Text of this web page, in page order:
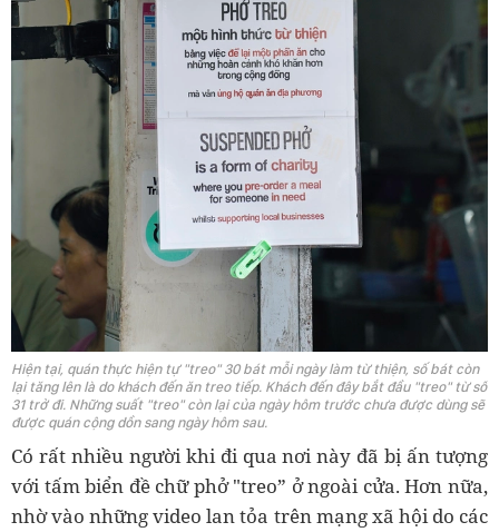
Hiện tại, quán thực hiện tự "treo" 30 bát mỗi ngày làm từ thiện, số bát còn
lại tăng lên là do khách đến ăn treo tiếp. Khách đến đây bắt đầu "treo" từ số
31 trở đi. Những suất "treo" còn lại của ngày hôm trước chưa được dùng sẽ
được quán cộng dồn sang ngày hôm sau.
Có rất nhiều người khi đi qua nơi này đã bị ấn tượng
với tấm biển đề chữ phở "treo” ở ngoài cửa. Hơn nữa,
nhờ vào những video lan tỏa trên mạng xã hội do các